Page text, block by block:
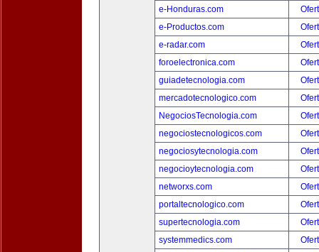
e-Honduras.com
e-Productos.com
e-radar.com
foroelectronica.com
guiadetecnologia.com
mercadotecnologico.com
NegociosTecnologia.com
negociostecnologicos.com
negociosytecnologia.com
negocioytecnologia.com
networxs.com
portaltecnologico.com
supertecnologia.com
systemmedics.com